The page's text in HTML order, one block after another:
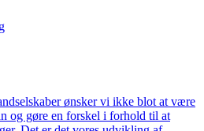
ønsker vi ikke blot at være
og gøre en forskel i forhold til at